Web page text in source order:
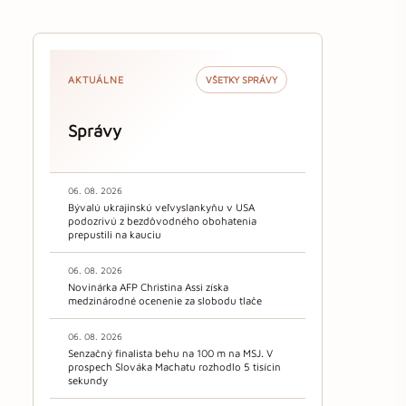
AKTUÁLNE VŠETKY SPRÁVY
Správy
06. 08. 2026
Bývalú ukrajinskú veľvyslankyňu v USA
podozrivú z bezdôvodného obohatenia
prepustili na kauciu
06. 08. 2026
Novinárka AFP Christina Assi získa
medzinárodné ocenenie za slobodu tlače
06. 08. 2026
Senzačný finalista behu na 100 m na MSJ. V
prospech Slováka Machatu rozhodlo 5 tisícin
sekundy